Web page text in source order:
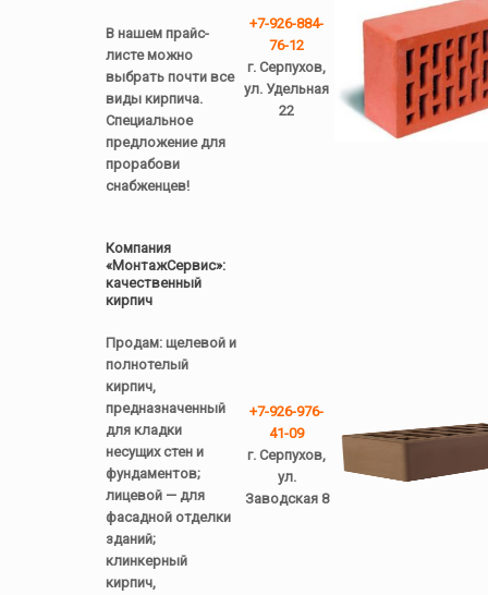
В нашем прайс-
листе можно
выбрать почти все
виды кирпича.
Специальное
предложение для
прорабови
снабженцев!
+7-926-884-
76-12
г. Серпухов,
ул. Удельная
22
Компания
«МонтажСервис»:
качественный
кирпич
Продам: щелевой и
полнотелый
кирпич,
предназначенный
для кладки
несущих стен и
фундаментов;
лицевой — для
фасадной отделки
зданий;
клинкерный
кирпич,
+7-926-976-
41-09
г. Серпухов,
ул.
Заводская 8